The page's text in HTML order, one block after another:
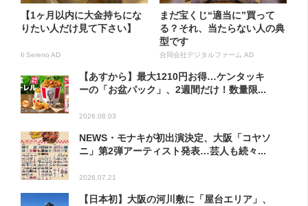
【1ヶ月以内に大金持ちにな
りたい人だけ見て下さい】
Il Sereno AD
まだ宝くじ“適当に”買って
る？それ、当たらない人の典
型です
合同会社デジタルファーム AD
【あすから】最大1210円お得…ケンタッキ
ーの「お盆パック」、2週間だけ！数量限...
2026.08.03
NEWS・モナキが初出演決定、大阪「コヤソ
ニ」第2弾アーティスト発表…芸人も続々...
2026.07.21
【日本初】大阪の河川敷に「屋台エリア」、